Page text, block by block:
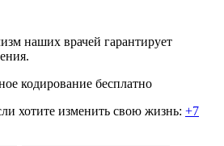
наших врачей гарантирует
кодирование бесплатно
хотите изменить свою жизнь: +7